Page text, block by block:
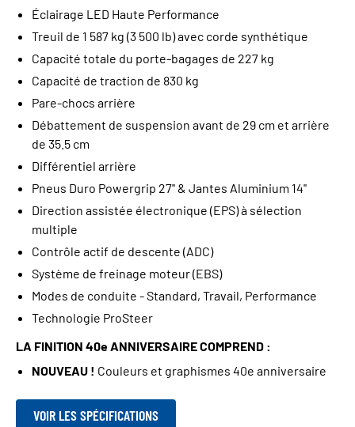
Éclairage LED Haute Performance
Treuil de 1 587 kg (3 500 lb) avec corde synthétique
Capacité totale du porte-bagages de 227 kg
Capacité de traction de 830 kg
Pare-chocs arrière
Débattement de suspension avant de 29 cm et arrière
de 35.5 cm
Différentiel arrière
Pneus Duro Powergrip 27'' & Jantes Aluminium 14''
Direction assistée électronique (EPS) à sélection
multiple
Contrôle actif de descente (ADC)
Système de freinage moteur (EBS)
Modes de conduite - Standard, Travail, Performance
Technologie ProSteer
LA FINITION 40e ANNIVERSAIRE COMPREND :
NOUVEAU ! Couleurs et graphismes 40e anniversaire
VOIR LES SPÉCIFICATIONS